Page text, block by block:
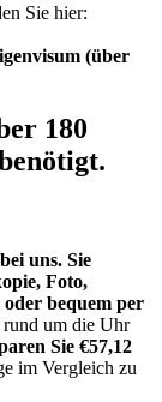
Sie hier:
(über
180
uns. Sie
Foto,
bequem per
rund um die Uhr
Sie €57,12
im Vergleich zu